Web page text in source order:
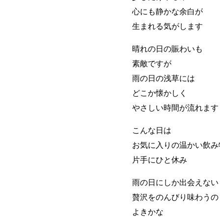
心にも静かな余白が
生まれる気がします
晴れの日の賑わいも
素敵ですが
雨の日の浅草には
どこか懐かしく
やさしい時間が流れます
こんな日は
お気に入りの温かい飲
片手にひと休み
雨の日にしか出会えない
贅沢をのんびり味わうの
よきかな